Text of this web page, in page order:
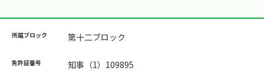
第十二ブロック
知事（1）109895